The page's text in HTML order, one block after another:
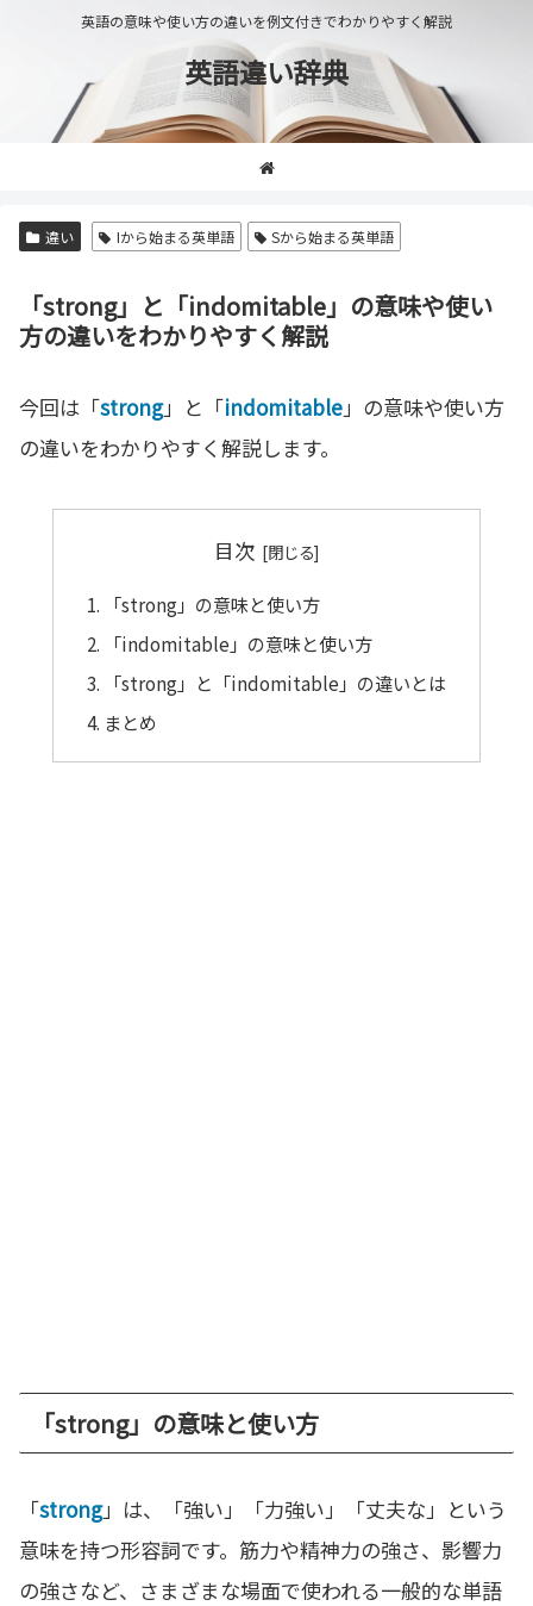
英語の意味や使い方の違いを例文付きでわかりやすく解説
英語違い辞典
違い Iから始まる英単語 Sから始まる英単語
「strong」と「indomitable」の意味や使い
方の違いをわかりやすく解説
今回は「strong」と「indomitable」の意味や使い方
の違いをわかりやすく解説します。
目次
「strong」の意味と使い方
「indomitable」の意味と使い方
「strong」と「indomitable」の違いとは
まとめ
「strong」の意味と使い方
「strong」は、「強い」「力強い」「丈夫な」という
意味を持つ形容詞です。筋力や精神力の強さ、影響力
の強さなど、さまざまな場面で使われる一般的な単語